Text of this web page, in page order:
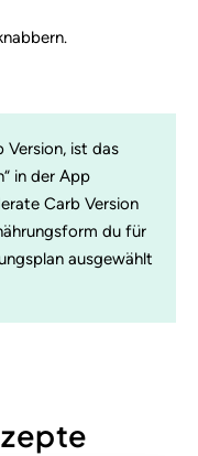
Version, ist das
in der App
Carb Version
du für
ausgewählt